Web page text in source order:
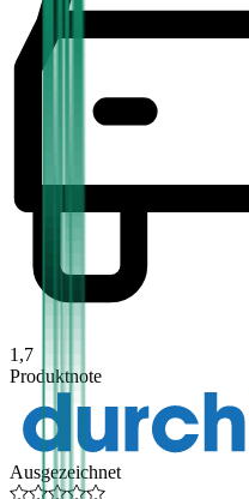
1,7
Produktnote
Ausgezeichnet